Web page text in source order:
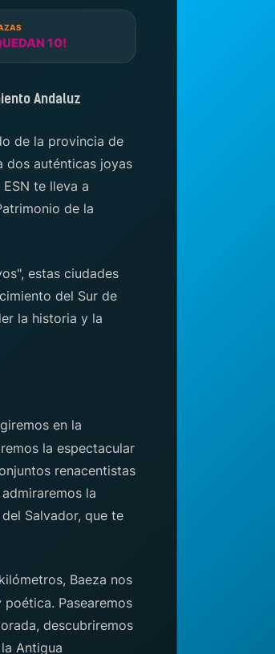
10!
Andaluz
de la provincia de
dos auténticas joyas
te lleva a
de la
estas ciudades
del Sur de
la historia y la
en la
la espectacular
renacentistas
la
Salvador, que te
Baeza nos
Pasearemos
descubriremos
Antigua